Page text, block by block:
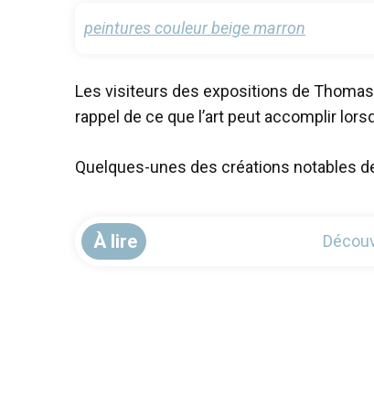
peintures couleur beige marron
Les visiteurs des expositions de
rappel de ce que l’art peut accomplir
Quelques-unes des créations notables
À lire